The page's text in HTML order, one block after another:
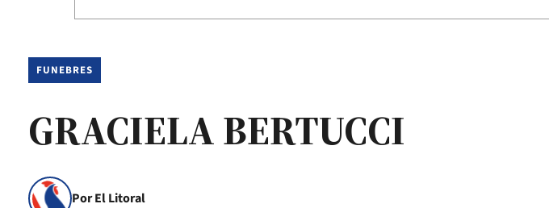
FUNEBRES
GRACIELA BERTUCCI
Por El Litoral